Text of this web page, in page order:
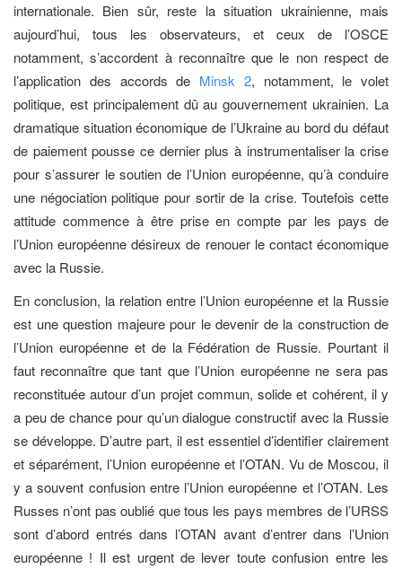
internationale. Bien sûr, reste la situation ukrainienne, mais
aujourd’hui, tous les observateurs, et ceux de l’OSCE
notamment, s’accordent à reconnaître que le non respect de
l’application des accords de Minsk 2, notamment, le volet
politique, est principalement dû au gouvernement ukrainien. La
dramatique situation économique de l’Ukraine au bord du défaut
de paiement pousse ce dernier plus à instrumentaliser la crise
pour s’assurer le soutien de l’Union européenne, qu’à conduire
une négociation politique pour sortir de la crise. Toutefois cette
attitude commence à être prise en compte par les pays de
l’Union européenne désireux de renouer le contact économique
avec la Russie.
En conclusion, la relation entre l’Union européenne et la Russie
est une question majeure pour le devenir de la cons­truction de
l’Union européenne et de la Fédération de Russie. Pourtant il
faut reconnaître que tant que l’Union européenne ne sera pas
reconstituée autour d’un projet commun, solide et cohérent, il y
a peu de chance pour qu’un dialogue constructif avec la Russie
se développe. D’autre part, il est essentiel d’identifier clairement
et séparément, l’Union européenne et l’OTAN. Vu de Moscou, il
y a souvent confusion entre l’Union européenne et l’OTAN. Les
Russes n’ont pas oublié que tous les pays membres de l’URSS
sont d’abord entrés dans l’OTAN avant d’entrer dans l’Union
européenne ! Il est urgent de lever toute confusion entre les